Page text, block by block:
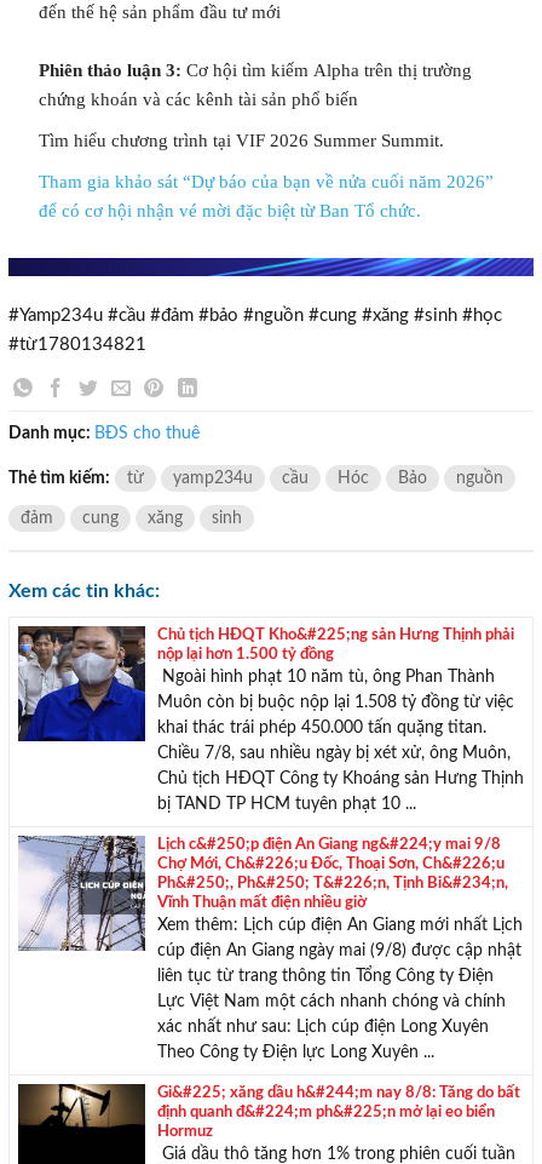
Với hơn 1000 căn nhà và 50 sales thân thiện, nhiệt tình,
×
đến thế hệ sản phẩm đầu tư mới
Phiên thảo luận 3: Cơ hội tìm kiếm Alpha trên thị trường
chứng khoán và các kênh tài sản phổ biến
Tìm hiểu chương trình tại VIF 2026 Summer Summit.
Tham gia khảo sát “Dự báo của bạn về nửa cuối năm 2026”
để có cơ hội nhận vé mời đặc biệt từ Ban Tổ chức.
#Yamp234u #cầu #đảm #bảo #nguồn #cung #xăng #sinh #học
#từ1780134821
Danh mục: BĐS cho thuê
Thẻ tìm kiếm: từ yamp234u cầu Hóc Bảo nguồn
đảm cung xăng sinh
Xem các tin khác:
Chủ tịch HĐQT Kho&#225;ng sản Hưng Thịnh phải
nộp lại hơn 1.500 tỷ đồng
Ngoài hình phạt 10 năm tù, ông Phan Thành
Muôn còn bị buộc nộp lại 1.508 tỷ đồng từ việc
khai thác trái phép 450.000 tấn quặng titan.
Chiều 7/8, sau nhiều ngày bị xét xử, ông Muôn,
Chủ tịch HĐQT Công ty Khoáng sản Hưng Thịnh
bị TAND TP HCM tuyên phạt 10 ...
Lịch c&#250;p điện An Giang ng&#224;y mai 9/8
Chợ Mới, Ch&#226;u Đốc, Thoại Sơn, Ch&#226;u
Ph&#250;, Ph&#250; T&#226;n, Tịnh Bi&#234;n,
Vĩnh Thuận mất điện nhiều giờ
Xem thêm: Lịch cúp điện An Giang mới nhất Lịch
cúp điện An Giang ngày mai (9/8) được cập nhật
liên tục từ trang thông tin Tổng Công ty Điện
Lực Việt Nam một cách nhanh chóng và chính
xác nhất như sau: Lịch cúp điện Long Xuyên
Theo Công ty Điện lực Long Xuyên ...
Gi&#225; xăng dầu h&#244;m nay 8/8: Tăng do bất
định quanh đ&#224;m ph&#225;n mở lại eo biển
Hormuz
Giá dầu thô tăng hơn 1% trong phiên cuối tuần